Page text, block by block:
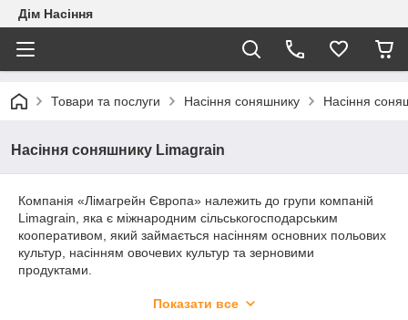
Дім Насіння
Товари та послуги Насіння соняшнику Насіння
Насіння соняшнику Limagrain
Компанія «Лімагрейн Європа» належить до групи компаній
Limagrain, яка є міжнародним сільськогосподарським
кооперативом, який займається насінням основних польових
культур, насінням овочевих культур та зерновими
продуктами.
кукурудзи, яка зробила великий внесок у історичний розвиток
Показати все